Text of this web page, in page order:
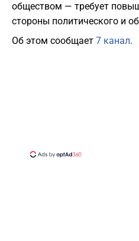
обществом — требует
стороны политического и
Об этом сообщает 7 канал.